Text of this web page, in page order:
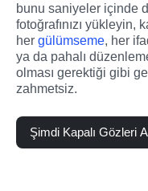
bunu saniyeler içinde
fotoğrafınızı yükleyin,
her gülümseme, her
ya da pahalı
olması gerektiği gibi
zahmetsiz.
Şimdi Kapalı Gözleri